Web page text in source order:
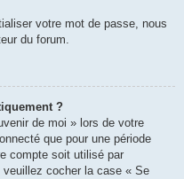
votre mot de passe, nous
du forum.
?
de moi » lors de votre
que pour une période
compte soit utilisé par
veuillez cocher la case « Se